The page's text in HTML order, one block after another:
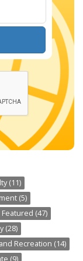
(11)
(5)
Featured (47)
(28)
Recreation (14)
(9)